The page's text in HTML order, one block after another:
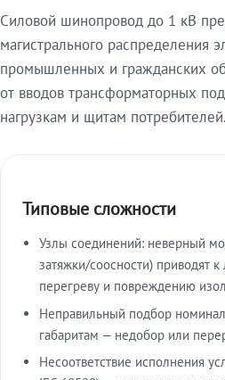
Силовой шинопровод до 1 кВ
магистрального распределения
промышленных и гражданских
от вводов трансформаторных
нагрузкам и щитам потребителей.
Типовые сложности
Узлы соединений: неверный
затяжки/соосности) приводят
перегреву и повреждению
Неправильный подбор
габаритам — недобор или
Несоответствие исполнения